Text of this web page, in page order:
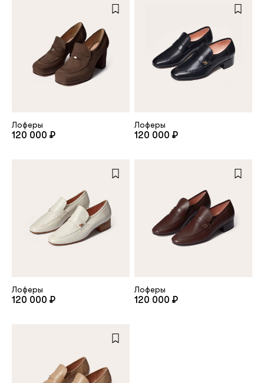
Лоферы
120 000 ₽
Лоферы
120 000 ₽
Лоферы
120 000 ₽
Лоферы
120 000 ₽